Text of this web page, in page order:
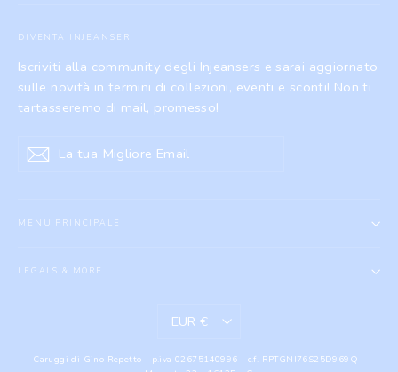
DIVENTA INJEANSER
Iscriviti alla community degli Injeansers e sarai aggiornato
sulle novità in termini di collezioni, eventi e sconti! Non ti
tartasseremo di mail, promesso!
La
tua
Iscriviti
MENU PRINCIPALE
LEGALS & MORE
VALUTA
EUR €
Caruggi di Gino Repetto - p.iva 02675140996 - c.f. RPTGNI76S25D969Q -